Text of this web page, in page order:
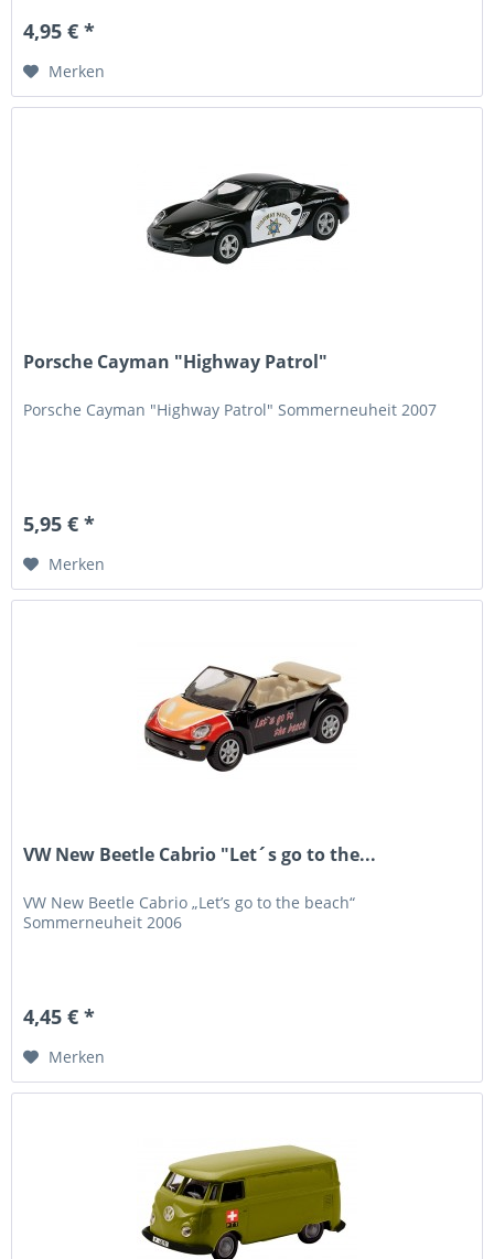
4,95 € *
Merken
Porsche Cayman "Highway Patrol"
Porsche Cayman "Highway Patrol" Sommerneuheit 2007
5,95 € *
Merken
VW New Beetle Cabrio "Let´s go to the...
VW New Beetle Cabrio „Let’s go to the beach“
Sommerneuheit 2006
4,45 € *
Merken